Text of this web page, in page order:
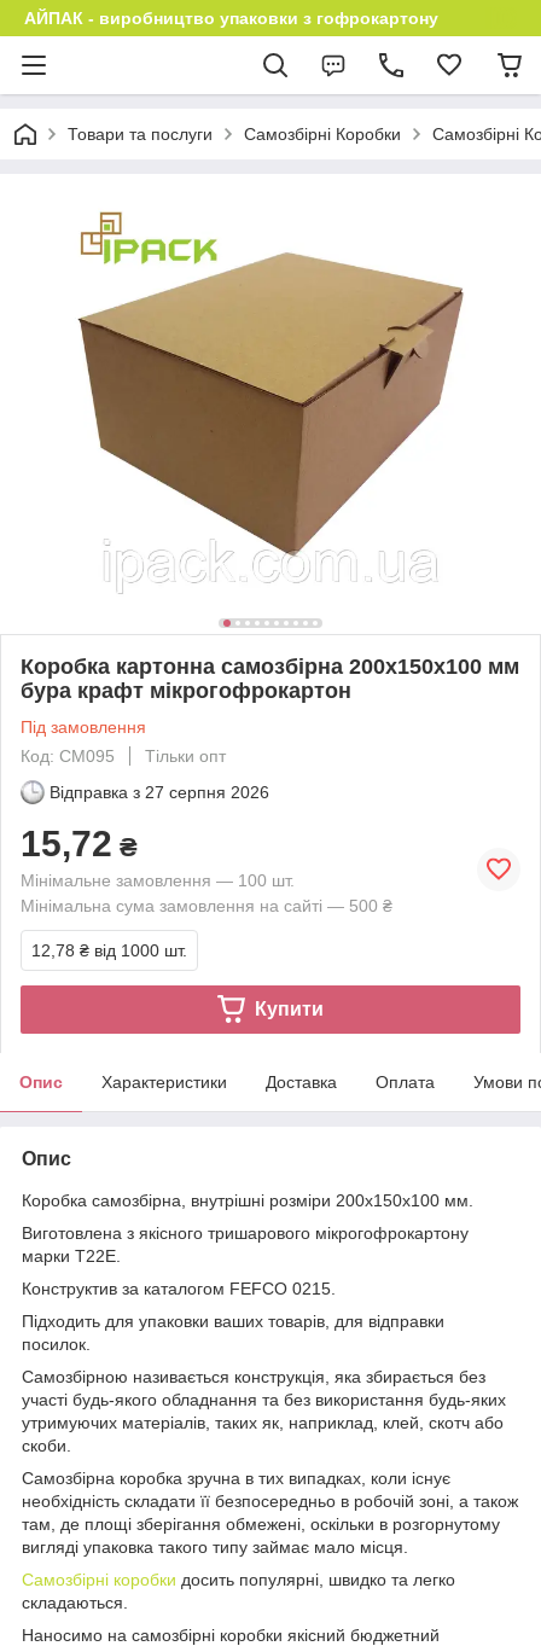
АЙПАК - виробництво упаковки з гофрокартону
Товари та послуги Самозбірні Коробки Самозбірні
Коробка картонна самозбірна 200х150х100 мм
бура крафт мікрогофрокартон
Під замовлення
Код: СМ095
Тільки опт
Відправка з 27 серпня 2026
15,72 ₴
Мінімальне замовлення — 100 шт.
Мінімальна сума замовлення на сайті — 500 ₴
12,78 ₴ від 1000 шт.
Купити
Опис Характеристики Доставка Оплата Умови
Опис
Коробка самозбірна, внутрішні розміри 200х150х100 мм.
Виготовлена ​​з якісного тришарового мікрогофрокартону
марки Т22Е.
Конструктив за каталогом FEFCO 0215.
Підходить для упаковки ваших товарів, для відправки
посилок.
Самозбірною називається конструкція, яка збирається без
участі будь-якого обладнання та без використання будь-яких
утримуючих матеріалів, таких як, наприклад, клей, скотч або
скоби.
Самозбірна коробка зручна в тих випадках, коли існує
необхідність складати її безпосередньо в робочій зоні, а також
там, де площі зберігання обмежені, оскільки в розгорнутому
вигляді упаковка такого типу займає мало місця.
Самозбірні коробки досить популярні, швидко та легко
складаються.
Наносимо на самозбірні коробки якісний бюджетний